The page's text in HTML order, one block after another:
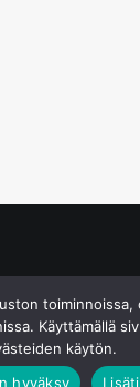
toiminnoissa,
Käyttämällä
käytön.
hyväksy